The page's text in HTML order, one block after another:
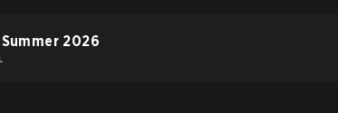
Summer 2026